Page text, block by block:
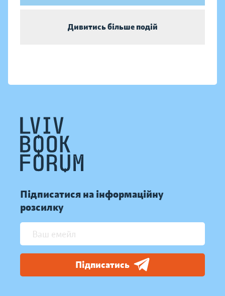
Дивитись більше подій
Підписатися на інформаційну
розсилку
Підписатись